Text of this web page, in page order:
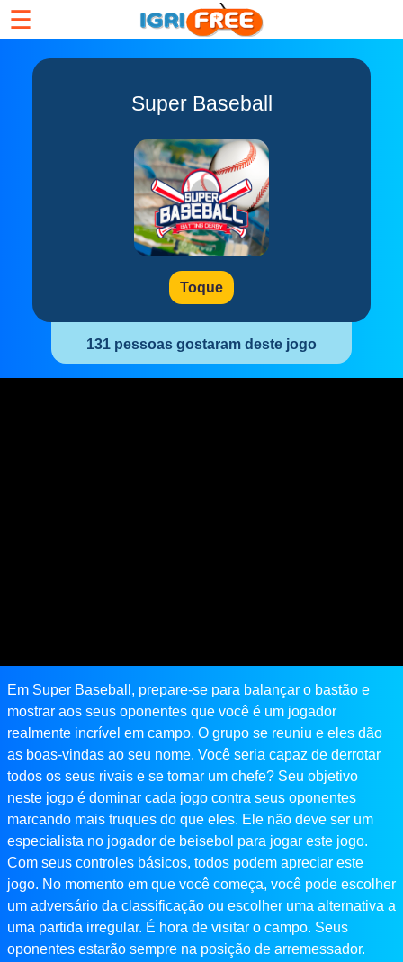
☰
Super Baseball
Toque
131 pessoas gostaram deste jogo
Em Super Baseball, prepare-se para balançar o bastão e
mostrar aos seus oponentes que você é um jogador
realmente incrível em campo. O grupo se reuniu e eles dão
as boas-vindas ao seu nome. Você seria capaz de derrotar
todos os seus rivais e se tornar um chefe? Seu objetivo
neste jogo é dominar cada jogo contra seus oponentes
marcando mais truques do que eles. Ele não deve ser um
especialista no jogador de beisebol para jogar este jogo.
Com seus controles básicos, todos podem apreciar este
jogo. No momento em que você começa, você pode escolher
um adversário da classificação ou escolher uma alternativa a
uma partida irregular. É hora de visitar o campo. Seus
oponentes estarão sempre na posição de arremessador.